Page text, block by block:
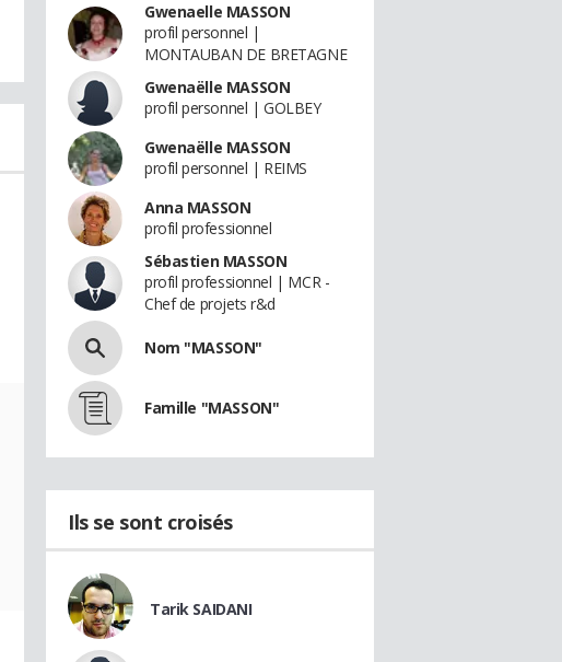
Gwenaelle MASSON
profil personnel |
MONTAUBAN DE BRETAGNE
Gwenaëlle MASSON
profil personnel | GOLBEY
Gwenaëlle MASSON
profil personnel | REIMS
Anna MASSON
profil professionnel
Sébastien MASSON
profil professionnel | MCR -
Chef de projets r&d
Nom "MASSON"
Famille "MASSON"
Ils se sont croisés
Tarik SAIDANI